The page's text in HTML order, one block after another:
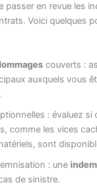
passer en revue les
Voici quelques
couverts :
auxquels vous
: évaluez si
comme les vices
sont
: une
de sinistre.